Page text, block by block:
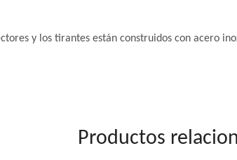
y los tirantes están construidos con acero
Productos